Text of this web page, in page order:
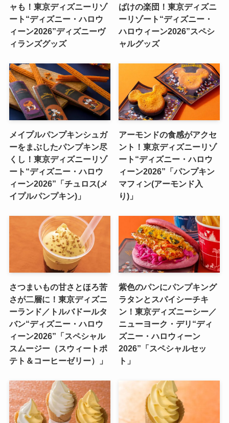
ャも！東京ディズニーリゾ
ート“ディズニー・ハロウ
ィーン2026”ディズニーヴ
ィランズグッズ
ばけの楽団！東京ディズニ
ーリゾート“ディズニー・
ハロウィーン2026”スペシ
ャルグッズ
メイプルパンプキンシュガ
ーをまぶしたパンプキン尽
くし！東京ディズニーリゾ
ート“ディズニー・ハロウ
ィーン2026”「チュロス(メ
イプルパンプキン)」
アーモンドの食感がアクセ
ント！東京ディズニーリゾ
ート“ディズニー・ハロウ
ィーン2026”「パンプキン
マフィン(アーモンド入
り)」
さつまいもの甘さとほろ苦
さが二層に！東京ディズニ
ーランド／トルバドールタ
バン“ディズニー・ハロウ
ィーン2026”「スペシャル
スムージー（スウィートポ
テト＆コーヒーゼリー）」
紫色のパンにパンプキング
ラタンとスパイシーチキ
ン！東京ディズニーシー／
ニューヨーク・デリ“ディ
ズニー・ハロウィーン
2026”「スペシャルセッ
ト」